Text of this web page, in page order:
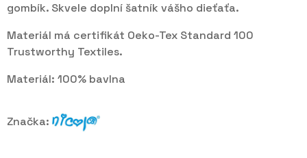
gombík. Skvele doplní šatník vášho dieťaťa.
Materiál má certifikát Oeko-Tex Standard 100
Trustworthy Textiles.
Materiál: 100% bavlna
Značka: